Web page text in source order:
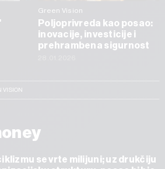
Green Vision
Poljoprivreda kao posao:
inovacije, investicije i
prehrambena sigurnost
VISION
se vrte milijuni; uz drukčiju